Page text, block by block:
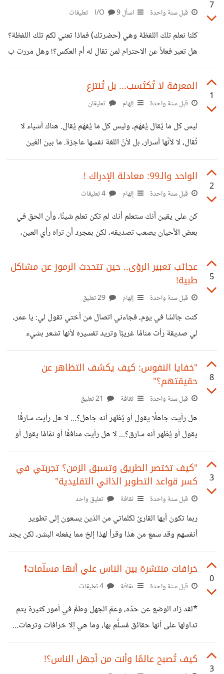
أحبتي، هذه اللفظة لها من القصص والمواقف معي ما الله به
يفترض أنهم ذوو علم، ولكن من المؤسف أن علم الإنسان وثقافته
إن لم يساندهما
7
قبل سنة واحدة اسأل I/O9 تعليقات
كلنا نعلم تلك اللفظة وهي (حضرتك) فماذا تعني لكم تلك اللفظة؟
هل تعبر فعلاً عن الاحترام لمن تقال له أم العكس؟! وهل مررت ب
أُناس يقدسون تلك اللفظة لدرجة يعتبر قول (أنت) فيه انتقاص
كبير بدل من قول (حضرتك)؟، في مقال قادم حول تلك اللفظة
سنكشف الكثير من الخفايا والأسرار حول تلك اللفظة، ولكن
تلك اللفظة.
1
المعرفة لا تُكتَسب... بل تُنتزع
قبل سنة واحدة إلهام تعليقان
ليس كل ما يُقال يُفهَم، وليس كل ما يُفهَم يُقال. هناك أشياء لا
تُقال، لا لأنّها أسرار، بل لأنّ اللغة نفسها عاجزة. ما بين العَين
والرؤية مسافة، وما بين السمع والإدراك جدار، وما بين العقل
تعي شيئًا لم يُقَل لك؟ أن تلتقط المعنى قبل أن يتشكّل في
ما"... لا تراه، لا تسمعه، لكنك متأكد من وجوده! هنا تبدأ الرحلة…
رحلة
2
الواحد والـ99: معادلة الإدراك !
قبل سنة واحدة إلهام
كن على يقين أنك ستعلم أنك لم تكن تعلم شيئًا، وأن الحق في
بعض الأحيان يصعب تصديقه، لكن بمجرد أن تراه رأي العين،
حينها سيُقرّه عقلك وقلبك، وتعلم أنك لم تكن تعلم! فما كنت
تدركه يُقدَّر بواحد، وهناك 99 خفية، ما أن تصل لذروة العدد
المسموح لك الإحاطة به، ستعلم تفاهة سعيك وراء سراب، مؤقت
رؤيته، مؤقت مِلْكُه، مؤقت شعوره، لأنك ستكون وقتها قد تيقنت
أنك لم تكن تعلم. فماذا ستفعل إن أدركت ذلك دون الإحاطة
بشيءٍ من الـ99؟ هل
5
عجائب تعبير الرؤى.. حين تتحدث الرموز عن مشاكل
طبية!
قبل سنة واحدة إلهام
كنت جالسًا في يوم، فجاءني اتصال من أختي تقول لي: يا عمر،
لي صديقة رأت منامًا غريبًا وتريد تفسيره لأنها تشعر بشيء
غريب تجاه ذلك المنام. وكعادة المعبّر، فأحيانًا يصعب عليه
التعبير إذا لم تكن الرؤية من فم الرائي مباشرة، وليس من خلال
وسيط، لكثير من الأسباب لا أود الإطالة لذكرها، لكن أكتفي أن
أقول إن الرؤية كل لفظ فيها مهم، وربما يساعد في فهم كثير من
الرموز؛ لأن الله عز وجل يوحي للعبد أثناء الحديث عن رؤيته
بألفاظ دقيقة
8
"خفايا النفوس: كيف يكشف التظاهر عن
حقيقتهم؟"
قبل سنة واحدة ثقافة
هل رأيت جاهلًا يقول أو يُظهر أنه جاهل؟... لا هل رأيت سارقًا
يقول أو يُظهر أنه سارق؟... لا هل رأيت منافقًا أو نمّامًا يقول أو
يُظهر أنه كذلك؟... لا هل رأيت زنديقًا يقول أو يُظهر أنه زنديق؟...
لا كل ما ذكرتُه وغيرهم الكثير ستجدهم يتسترون في لباسٍ غير
لباسهم، وستجدهم يتظاهرون بعكس ما يخفون. وهذه صورة
لمعرفة حقيقتهم. وكذلك لن تجد الجبان يقول إنه جبان، بل
ستجده يرتدي لباس الشجاعة ويتظاهر بذلك، ربما بعلو صوته أو
سبه المتكرر وقذفه
3
"كيف تختصر الطريق وتسبق الزمن؟ تجربتي في
كسر قواعد التطوير الذاتي التقليدية"
قبل سنة واحدة ثقافة تعليق واحد
ربما تكون أيها القارئ لكلماتي من الذين يسعون إلى تطوير
أنفسهم وقد سمع من هذا وقرأ لهذا إلخ مما يفعله البشر، لكن يجد
نفسه في الأخير غارقًا في مستنقع الفشل والتشويش والتثبيط،
وهذا لعدم حصولك على زُبدة القول، لأن كل شخص يتكلم حول
ذلك الموضوع يركز على منظور معين خاص به وبفِكره في
لآخر، وأغلب الكتّاب يحشون كلامًا في وسط مواضعهم لا يُثمن
ولا يُغني من جوع، مما يتسبب في جعل
0
خرافات منتشرة بين الناس علي أنها مسلّمات❗
قبل سنة واحدة ثقافة
*لقد زاد الوضع عن حدّه، وعمّ الجهل وطمَّ في أمور كثيرة يتم
تداولها على أنها حقائق مُسلَّم بها، وما هي إلا خرافات وترهات...
● سأمرّ على أشهر تلك الخرافات سريعًا: 🔴 الإنسان الزوهري >>
خرافة 🔴 الأرض المجوفة >> خرافة 🔴 الأطباق الطائرة >>
3
كيف تُصبح عالمًا وأنت من أجهل الناس؟!